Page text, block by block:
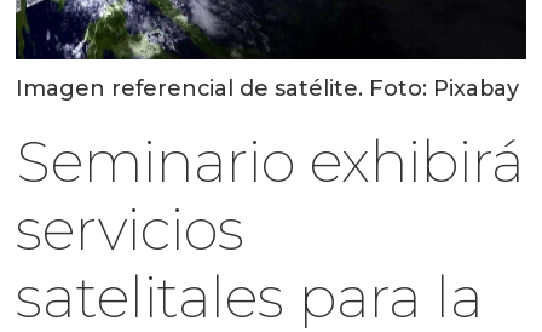
Imagen referencial de satélite. Foto: Pixabay
Seminario exhibirá
servicios
satelitales para la